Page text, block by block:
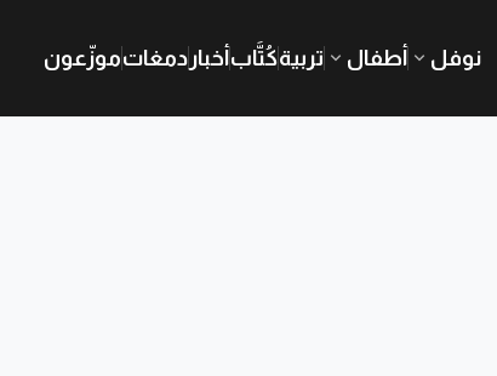
نوفل أطفال تربيةكُتَّابأخبار دمغاتموزّعون